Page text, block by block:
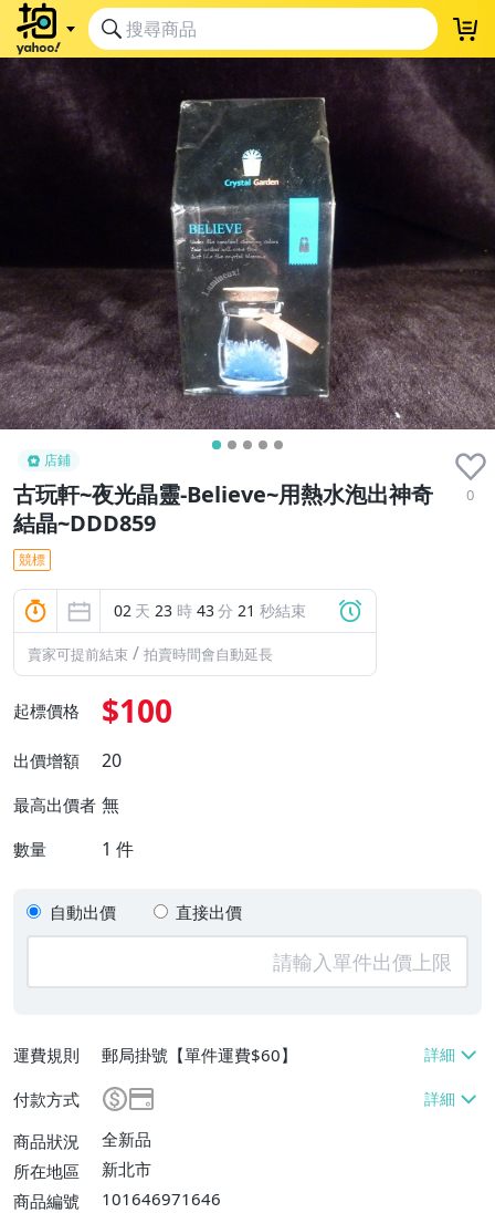
店鋪
古玩軒~夜光晶靈-Believe~用熱水泡出神奇
結晶~DDD859
0
競標
02 天 23 時 43分 20 秒結束
賣家可提前結束 / 拍賣時間會自動延長
起標價格 $100
出價增額 20
最高出價者 無
數量 1 件
自動出價 直接出價
運費規則
郵局掛號【單件運費$60】
付款方式
商品狀況
全新品
所在地區
新北市
商品編號
101646971646